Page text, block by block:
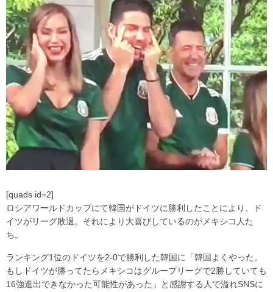
[quads id=2]
ロシアワールドカップにて韓国がドイツに勝利したことにより、ド
イツがリーグ敗退。それにより大喜びしているのがメキシコ人た
ち。
ランキング1位のドイツを2-0で勝利した韓国に「韓国よくやった。
もしドイツが勝ってたらメキシコはグループリーグで2勝していても
16強進出できなかった可能性があった」と感謝する人で溢れSNSに